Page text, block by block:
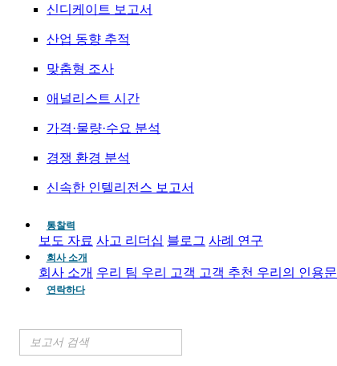
신디케이트 보고서
산업 동향 추적
맞춤형 조사
애널리스트 시간
가격·물량·수요 분석
경쟁 환경 분석
신속한 인텔리전스 보고서
통찰력
보도 자료 사고 리더십 블로그 사례 연구
회사 소개
회사 소개 우리 팀 우리 고객 고객 추천 우리의 인용문
연락하다